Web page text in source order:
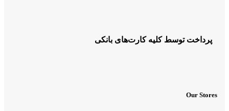
پرداخت توسط کلیه کارت‌های بانکی
Our Stores